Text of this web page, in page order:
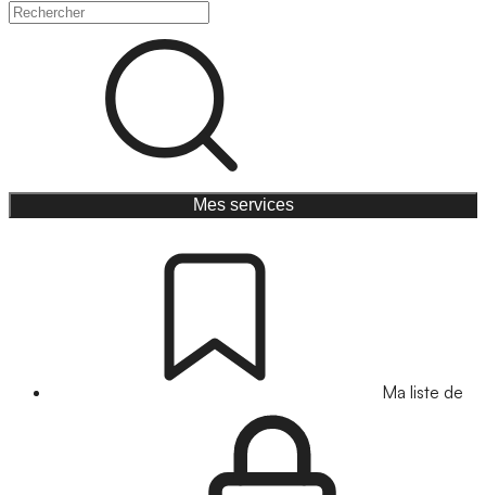
Mes services
Ma liste de